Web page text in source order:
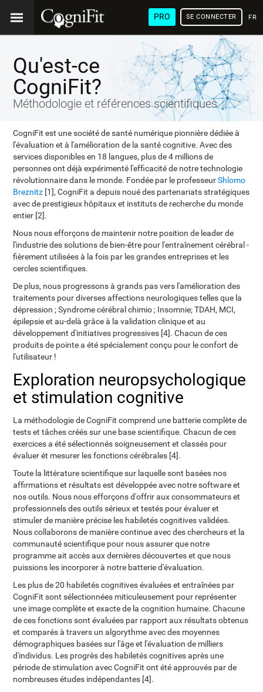
PRO SE CONNECTER
Qu'est-ce
CogniFit?
Méthodologie et références scientifiques
CogniFit est une société de santé numérique pionnière dédiée à
l'évaluation et à l'amélioration de la santé cognitive. Avec des
services disponibles en 18 langues, plus de 4 millions de
personnes ont déjà expérimenté l'efficacité de notre technologie
révolutionnaire dans le monde. Fondée par le professeurShlomo
Breznitz [1], CogniFit a depuis noué des partenariats stratégiques
avec de prestigieux hôpitaux et instituts de recherche du monde
entier [2].
Nous nous efforçons de maintenir notre position de leader de
l'industrie des solutions de bien-être pour l'entraînement cérébral -
fièrement utilisées à la fois par les grandes entreprises et les
cercles scientifiques.
De plus, nous progressons à grands pas vers l'amélioration des
traitements pour diverses affections neurologiques telles que la
dépression ; Syndrome cérébral chimio ; Insomnie; TDAH, MCI,
épilepsie et au-delà grâce à la validation clinique et au
développement d'initiatives progressives [4]. Chacun de ces
produits de pointe a été spécialement conçu pour le confort de
l'utilisateur !
Exploration neuropsychologique
et stimulation cognitive
La méthodologie de CogniFit comprend une batterie complète de
tests et tâches créés sur une base scientifique. Chacun de ces
exercices a été sélectionnés soigneusement et classés pour
évaluer ét mesurer les fonctions cérébrales [4].
Toute la littérature scientifique sur laquelle sont basées nos
affirmations et résultats est développée avec notre software et
nos outils. Nous nous efforçons d'offrir aux consommateurs et
professionnels des outils sérieux et testés pour évaluer et
stimuler de manière précise les habiletés cognitives validées.
Nous collaborons de manière continue avec des chercheurs et la
communauté scientifique pour nous assurer que notre
programme ait accès aux dernières découvertes et que nous
puissions les incorporer à notre batterie d'évaluation.
Les plus de 20 habiletés cognitives évaluées et entraînées par
CogniFit sont sélectionnées miticuleusement pour représenter
une image complète et exacte de la cognition humaine. Chacune
de ces fonctions sont évaluées par rapport aux résultats obtenus
et comparés à travers un algorythme avec des moyennes
démographiques basées sur l'âge et l'évaluation de milliers
d'individus. Les progrès des habiletés cognitives après une
période de stimulation avec CogniFit ont été approuvés par de
nombreuses études indépendantes [4].